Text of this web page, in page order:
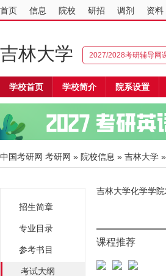
首页 信息 院校 研招 调剂 资料
吉林大学 2027/2028考研辅导网
学校首页 学校简介 院系设置
中国考研网 考研网 » 院校信息 » 吉林大学
招生简章
专业目录
参考书目
考试大纲
吉林大学化学学
课程推荐